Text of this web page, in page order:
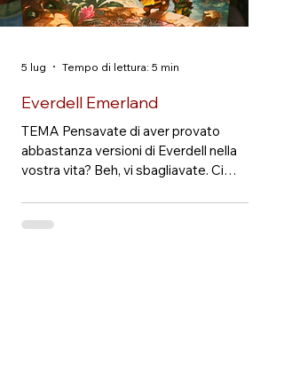
Everdell Emerland
TEMA Pensavate di aver provato
abbastanza versioni di Everdell nella
vostra vita? Beh, vi sbagliavate. Ci
nella terra tropicale di Emerland, descritta
come una regione ricca di cultura artistica
5 lug Tempo di lettura: 5 min